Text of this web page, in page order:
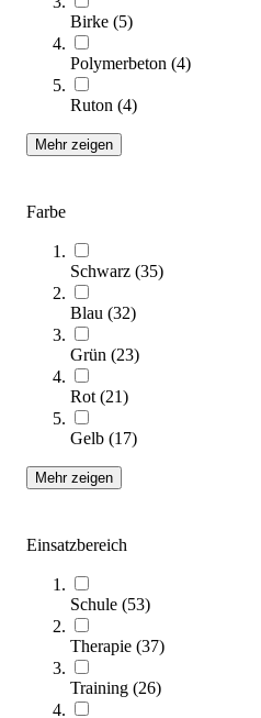
Birke (5)
Polymerbeton (4)
Ruton (4)
Mehr zeigen
Farbe
Schwarz (35)
Blau (32)
Grün (23)
Rot (21)
Gelb (17)
Mehr zeigen
Einsatzbereich
Schule (53)
Therapie (37)
Training (26)
13,95 €
Zum Produkt
Sofort lieferbar
tanga sports® Magnesia Ziegel
19,95 €
Zum Produkt
Sofort lieferbar